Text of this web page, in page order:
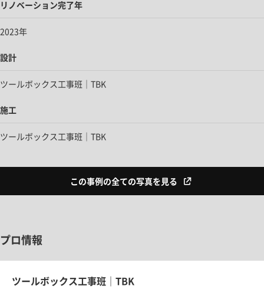
リノベーション完了年
2023年
設計
ツールボックス工事班｜TBK
施工
ツールボックス工事班｜TBK
この事例の全ての写真を見る
プロ情報
ツールボックス工事班｜TBK